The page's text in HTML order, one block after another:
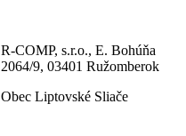
R-COMP, s.r.o., E. Bohúňa
2064/9, 03401 Ružomberok
Obec Liptovské Sliače